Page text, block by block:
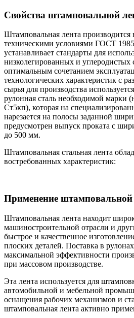
Свойства штамповальной
Штамповальная лента производится
техническими условиями ГОСТ
устанавливает стандарты для
низколегированных и
оптимальным сочетанием
технологических характеристик с
сырья для производства
рулонная сталь необходимой марки
Ст5кп), которая на
нарезается на полосы заданной
предусмотрен выпуск проката с
до 500 мм.
Штамповальная стальная лента
востребованных характеристик:
Применение
Штамповальная лента находит
машиностроительной отрасли и
быстрое и качественное
плоских деталей. Поставка в
максимальной эффективности
при массовом производстве.
Эта лента используется для
автомобильной и мебельной
оснащения рабочих механизмов и
штамповальная лента активно